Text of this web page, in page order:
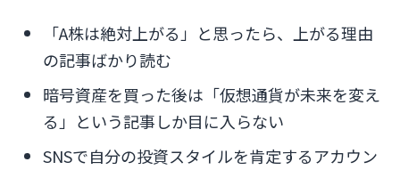
「A株は絶対上がる」と思ったら、上がる理由
の記事ばかり読む
暗号資産を買った後は「仮想通貨が未来を変え
る」という記事しか目に入らない
SNSで自分の投資スタイルを肯定するアカウン